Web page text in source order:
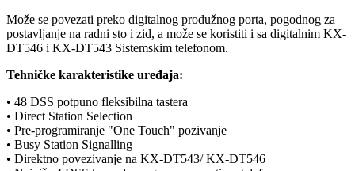
Može se povezati preko digitalnog produžnog porta, pogodnog za
postavljanje na radni sto i zid, a može se koristiti i sa digitalnim KX-
DT546 i KX-DT543 Sistemskim telefonom.
Tehničke karakteristike uređaja:
• 48 DSS potpuno fleksibilna tastera
• Direct Station Selection
• Pre-programiranje "One Touch" pozivanje
• Busy Station Signalling
• Direktno povezivanje na KX-DT543/ KX-DT546